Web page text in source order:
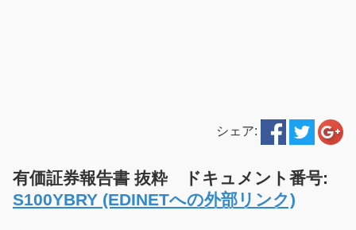
シェア:
有価証券報告書 抜粋 ドキュメント番号:
S100YBRY (EDINETへの外部リンク)